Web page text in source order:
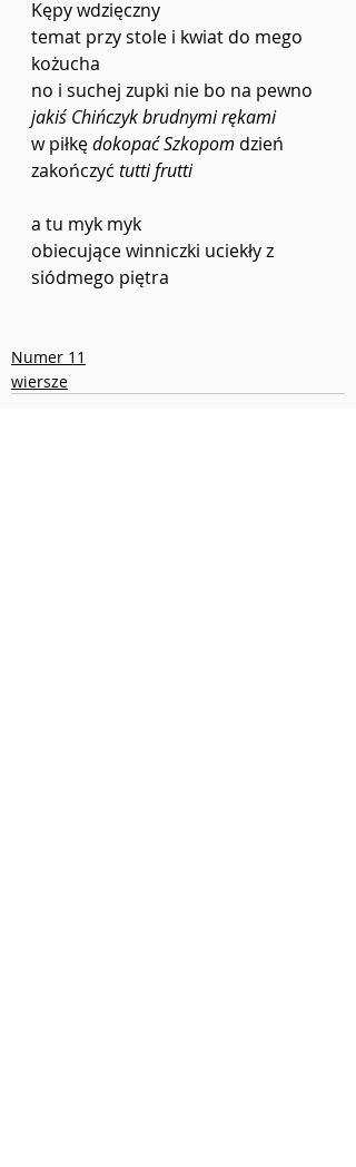
Kępy wdzięczny
temat przy stole i kwiat do mego
kożucha
no i suchej zupki nie bo na pewno
jakiś Chińczyk brudnymi rękami
w piłkę dokopać Szkopom dzień
zakończyć tutti frutti
a tu myk myk
obiecujące winniczki uciekły z
siódmego piętra
Numer 11
wiersze